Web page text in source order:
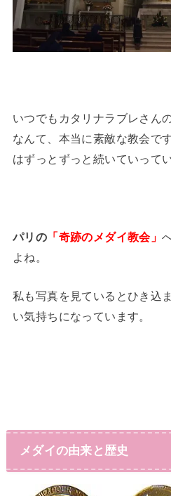
いつでもカタリナラブレさん
なんて、本当に素敵な教会で
はずっとずっと続いていって
パリの 「奇跡のメダイ教会」
よね。
私も写真を見ているとひき込
い気持ちになっています。
メダイの由来と歴史